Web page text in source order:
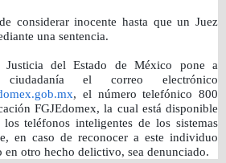
considerar inocente hasta que un Juez
una sentencia.
Justicia del Estado de México pone a
el correo electrónico
, el número telefónico 800
FGJEdomex, la cual está disponible
teléfonos inteligentes de los sistemas
en caso de reconocer a este individuo
otro hecho delictivo, sea denunciado.